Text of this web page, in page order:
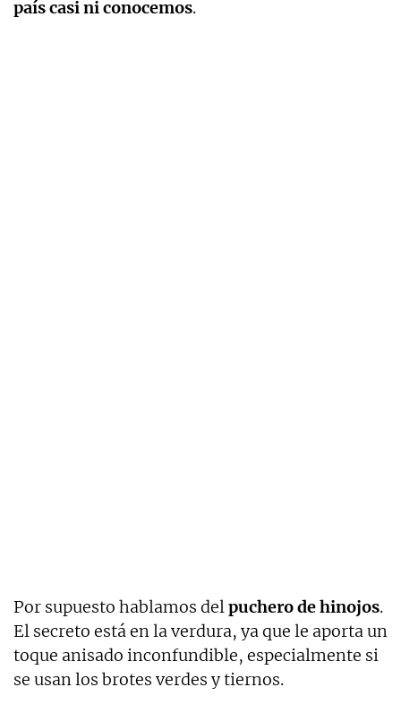
país casi ni conocemos.
Por supuesto hablamos delpuchero de hinojos.
El secreto está en la verdura, ya que le aporta un
toque anisado inconfundible, especialmente si
se usan los brotes verdes y tiernos.